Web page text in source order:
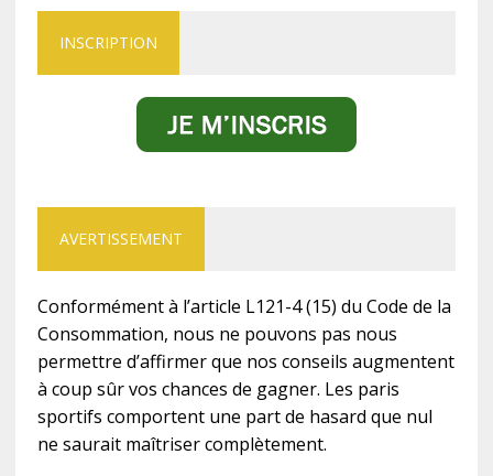
INSCRIPTION
AVERTISSEMENT
Conformément à l’article L121-4 (15) du Code de la
Consommation, nous ne pouvons pas nous
permettre d’affirmer que nos conseils augmentent
à coup sûr vos chances de gagner. Les paris
sportifs comportent une part de hasard que nul
ne saurait maîtriser complètement.